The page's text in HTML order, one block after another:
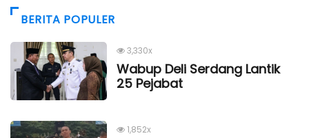
BERITA POPULER
3,330x
Wabup Deli Serdang Lantik
25 Pejabat
1,852x